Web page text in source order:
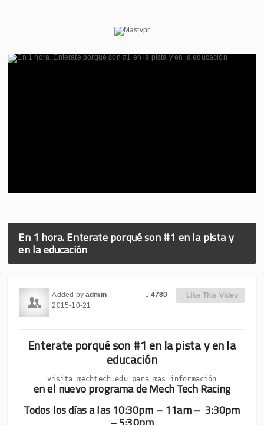
En 1 hora. Enterate porqué son #1 en la pista y
en la educación
Like This Video
4780
Added byadmin
2015-10-21
Enterate porqué son #1 en la pista y en la
educación
visita mechtech.edu para mas información
en el nuevo programa de Mech Tech Racing
Todos los días a las 10:30pm – 11am – 3:30pm